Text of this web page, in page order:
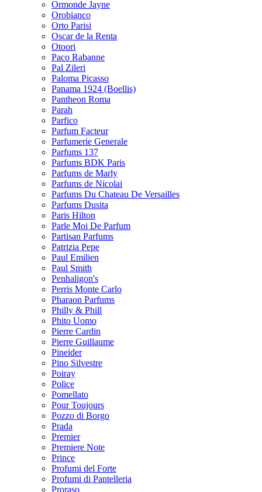
Ormonde Jayne
Orobianco
Orto Parisi
Oscar de la Renta
Otoori
Paco Rabanne
Pal Zileri
Paloma Picasso
Panama 1924 (Boellis)
Pantheon Roma
Parah
Parfico
Parfum Facteur
Parfumerie Generale
Parfums 137
Parfums BDK Paris
Parfums de Marly
Parfums de Nicolai
Parfums Du Chateau De Versailles
Parfums Dusita
Paris Hilton
Parle Moi De Parfum
Partisan Parfums
Patrizia Pepe
Paul Emilien
Paul Smith
Penhaligon's
Perris Monte Carlo
Pharaon Parfums
Philly & Phill
Phito Uomo
Pierre Cardin
Pierre Guillaume
Pineider
Pino Silvestre
Poiray
Police
Pomellato
Pour Toujours
Pozzo di Borgo
Prada
Premier
Premiere Note
Prince
Profumi del Forte
Profumi di Pantelleria
Proraso